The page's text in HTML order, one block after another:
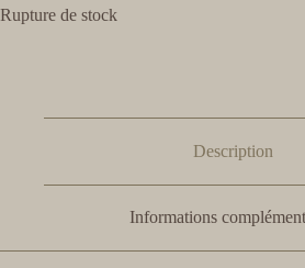
Rupture de stock
Description
Informations